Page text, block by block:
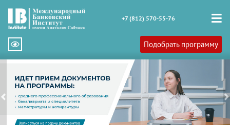
+7 (812) 570-55-76
Подобрать программу
Previous